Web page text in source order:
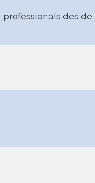
des de